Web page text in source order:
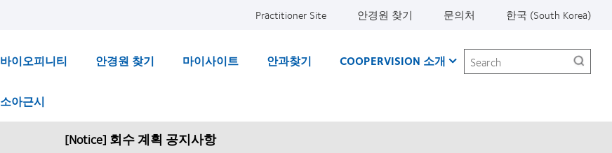
Practitioner Site 안경원 찾기 문의처 한국 (South Korea)
바이오피니티 안경원 찾기 마이사이트 안과찾기 COOPERVISION 소개
소아근시
Search
[Notice] 회수 계획 공지사항